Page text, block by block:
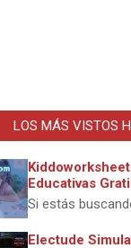
LOS MÁS VISTOS
Educativas
Si estás
Electude